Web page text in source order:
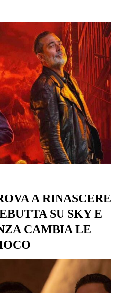
A RINASCERE
SU SKY E
CAMBIA LE